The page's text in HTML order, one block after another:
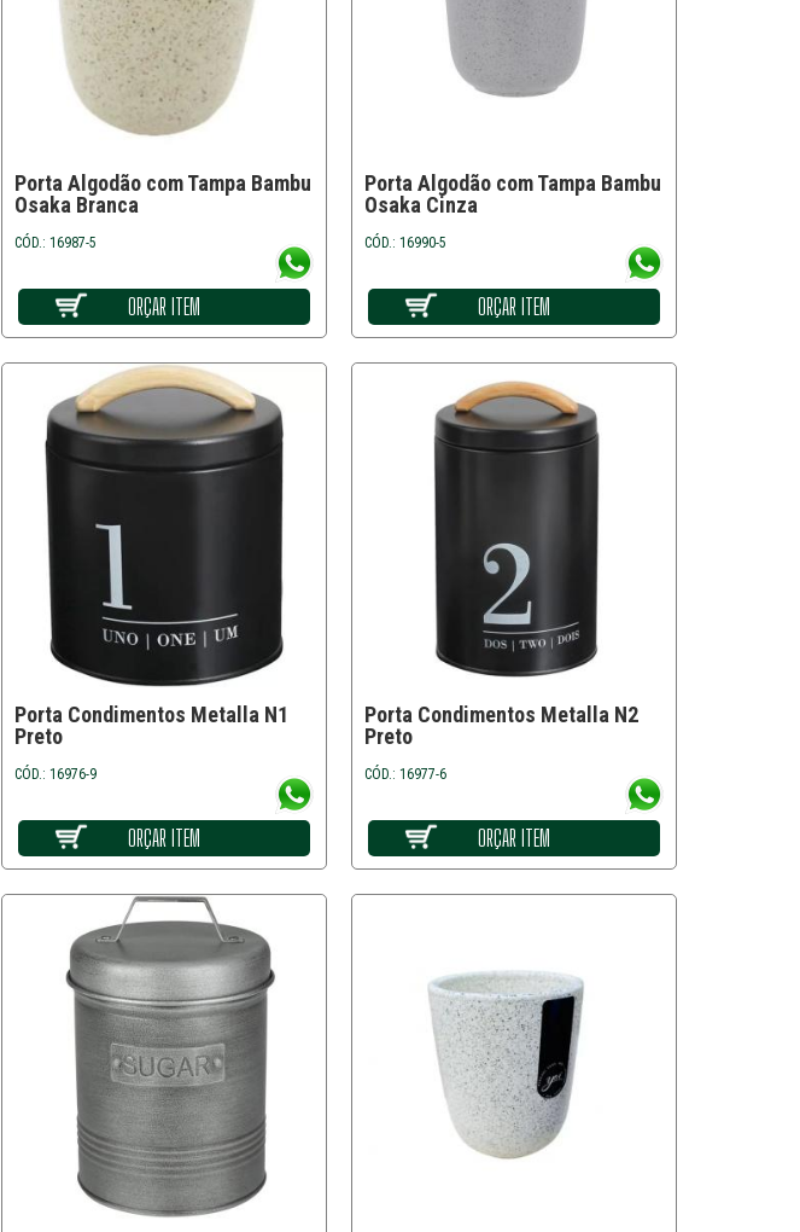
Porta Algodão com Tampa Bambu
Osaka Branca
CÓD.: 16987-5
ORÇAR ITEM
Porta Algodão com Tampa Bambu
Osaka Cinza
CÓD.: 16990-5
ORÇAR ITEM
Porta Condimentos Metalla N1
Preto
CÓD.: 16976-9
ORÇAR ITEM
Porta Condimentos Metalla N2
Preto
CÓD.: 16977-6
ORÇAR ITEM